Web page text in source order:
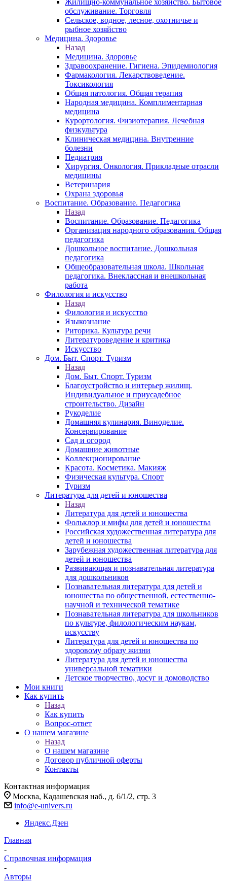
Жилищно-коммунальное хозяйство. Бытовое
обслуживание. Торговля
Сельское, водное, лесное, охотничье и
рыбное хозяйство
Медицина. Здоровье
Назад
Медицина. Здоровье
Здравоохранение. Гигиена. Эпидемиология
Фармакология. Лекарствоведение.
Токсикология
Общая патология. Общая терапия
Народная медицина. Комплиментарная
медицина
Курортология. Физиотерапия. Лечебная
физкультура
Клиническая медицина. Внутренние
болезни
Педиатрия
Хирургия. Онкология. Прикладные отрасли
медицины
Ветеринария
Охрана здоровья
Воспитание. Образование. Педагогика
Назад
Воспитание. Образование. Педагогика
Организация народного образования. Общая
педагогика
Дошкольное воспитание. Дошкольная
педагогика
Общеобразовательная школа. Школьная
педагогика. Внеклассная и внешкольная
работа
Филология и искусство
Назад
Филология и искусство
Языкознание
Риторика. Культура речи
Литературоведение и критика
Искусство
Дом. Быт. Спорт. Туризм
Назад
Дом. Быт. Спорт. Туризм
Благоустройство и интерьер жилищ.
Индивидуальное и приусадебное
строительство. Дизайн
Рукоделие
Домашняя кулинария. Виноделие.
Консервирование
Сад и огород
Домашние животные
Коллекционирование
Красота. Косметика. Макияж
Физическая культура. Спорт
Туризм
Литература для детей и юношества
Назад
Литература для детей и юношества
Фольклор и мифы для детей и юношества
Российская художественная литература для
детей и юношества
Зарубежная художественная литература для
детей и юношества
Развивающая и познавательная литература
для дошкольников
Познавательная литература для детей и
юношества по общественной, естественно-
научной и технической тематике
Познавательная литература для школьников
по культуре, филологическим наукам,
искусству
Литература для детей и юношества по
здоровому образу жизни
Литература для детей и юношества
универсальной тематики
Детское творчество, досуг и домоводство
Мои книги
Как купить
Назад
Как купить
Вопрос-ответ
О нашем магазине
Назад
О нашем магазине
Договор публичной оферты
Контакты
Контактная информация
Москва, Кадашевская наб., д. 6/1/2, стр. 3
info@e-univers.ru
Яндекс.Дзен
Главная
-
Справочная информация
-
Авторы